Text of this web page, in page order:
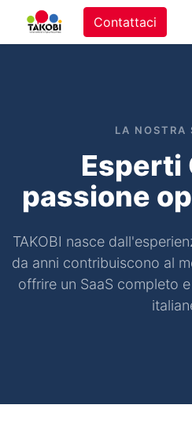
Contattaci
LA NOSTRA
Esperti
passione
TAKOBI nasce
da anni contribuiscono al
offrire un SaaS completo